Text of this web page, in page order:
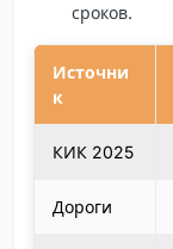
сроков.
Источни
к
КИК 2025
Дороги